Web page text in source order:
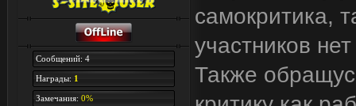
Сообщений: 4
Награды: 1
Замечания: 0%
самокритика,
участников
Также